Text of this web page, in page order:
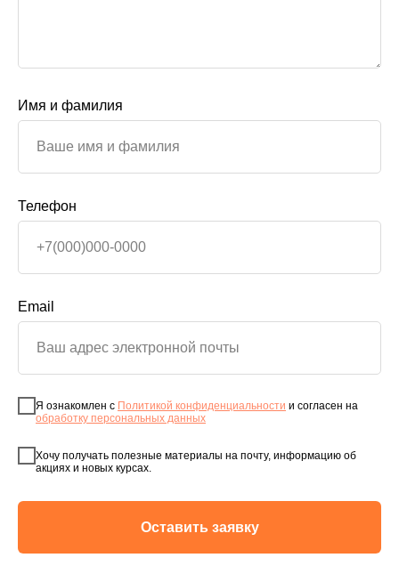
Имя и фамилия
Телефон
Email
Я ознакомлен с Политикой конфиденциальности и согласен на
обработку персональных данных
Хочу получать полезные материалы на почту, информацию об
акциях и новых курсах.
Оставить заявку